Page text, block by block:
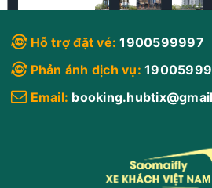
Văn phòng Ninh
đường Đào Duy
07:20
Ninh Bình Car
Văn phòng Hà Nội
Hỗ trợ đặt vé: 1900599997
Phản ánh dịch vụ:
Email: